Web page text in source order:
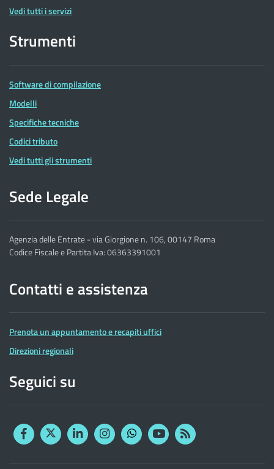
Vedi tutti i servizi
Strumenti
Software di compilazione
Modelli
Specifiche tecniche
Codici tributo
Vedi tutti gli strumenti
Sede Legale
Agenzia delle Entrate - via Giorgione n. 106, 00147 Roma
Codice Fiscale e Partita Iva: 06363391001
Contatti e assistenza
Prenota un appuntamento e recapiti uffici
Direzioni regionali
Seguici su
FacebookTwitterLinkedinInstagram
YouTubeRSS